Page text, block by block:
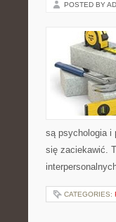
POSTED BY
są psychologia i
się zaciekawić.
CATEGORIES: